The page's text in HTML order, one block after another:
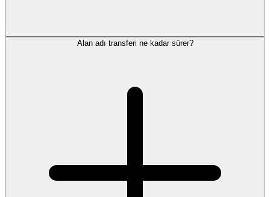
Alan adı transferi ne kadar sürer?